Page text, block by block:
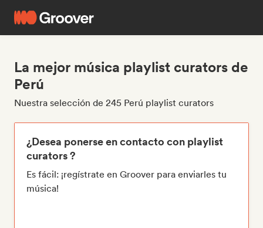
La mejor música playlist curators de
Perú
Nuestra selección de 245 Perú playlist curators
¿Desea ponerse en contacto con playlist
curators ?
Es fácil: ¡regístrate en Groover para enviarles tu
música!